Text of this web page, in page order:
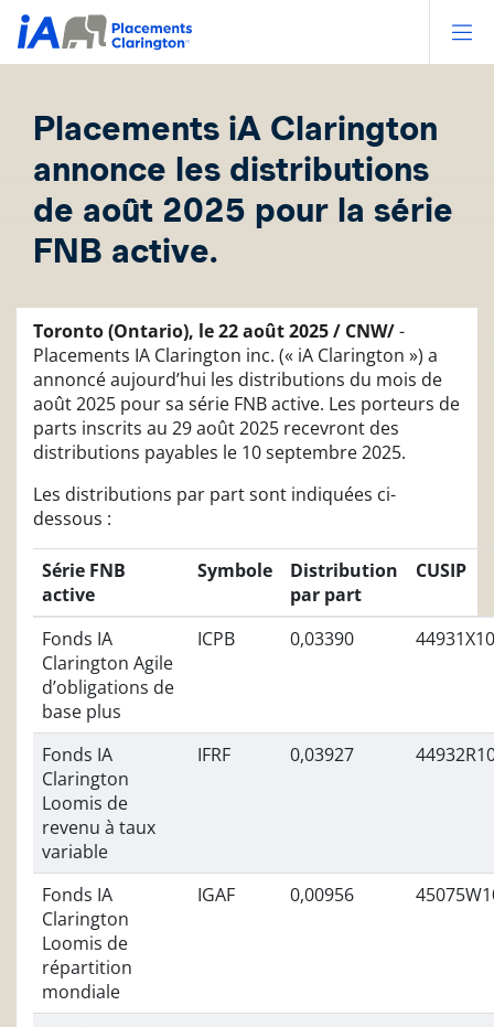
Placements iA Clarington
annonce les distributions
de août 2025 pour la série
FNB active.
Toronto (Ontario), le 22 août 2025 / CNW/-
Placements IA Clarington inc. (« iA Clarington ») a
annoncé aujourd’hui les distributions du mois de
août 2025 pour sa série FNB active. Les porteurs de
parts inscrits au 29 août 2025 recevront des
distributions payables le 10 septembre 2025.
Les distributions par part sont indiquées ci-
dessous :
Série FNB
active
Symbole
Distribution
par part
CUSIP
Fonds IA
Clarington Agile
d’obligations de
base plus
ICPB 0,03390
Fonds IA
Clarington
Loomis de
revenu à taux
variable
IFRF 0,03927
Fonds IA
Clarington
Loomis de
répartition
mondiale
IGAF 0,00956